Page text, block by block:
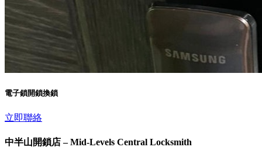
電子鎖開鎖換鎖
立即聯絡
中半山開鎖店 – Mid-Levels Central Locksmith